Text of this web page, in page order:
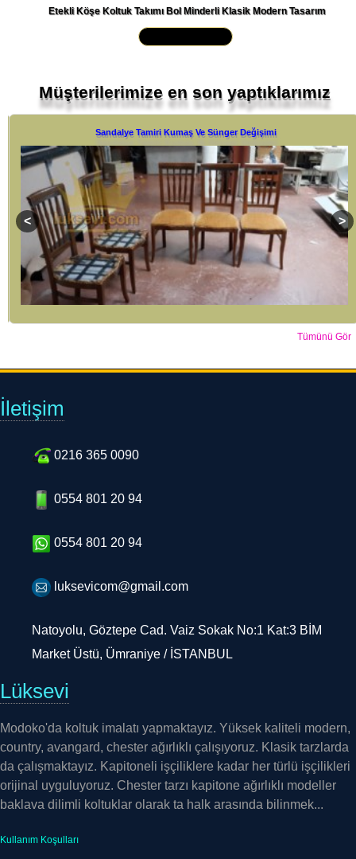
Etekli Köşe Koltuk Takımı Bol Minderli Klasik Modern Tasarım
Müşterilerimize en son yaptıklarımız
Sandalye Tamiri Kumaş Ve Sünger Değişimi
Tümünü Gör
İletişim
0216 365 0090
0554 801 20 94
0554 801 20 94
luksevicom@gmail.com
Natoyolu, Göztepe Cad. Vaiz Sokak No:1 Kat:3 BİM
Market Üstü, Ümraniye / İSTANBUL
Lüksevi
Modoko'da koltuk imalatı yapmaktayız. Yüksek kaliteli modern,
country, avangard, chester ağırlıklı çalışıyoruz. Klasik tarzlarda
da çalışmaktayız. Kapitoneli işçiliklere kadar her türlü işçilikleri
orijinal uyguluyoruz. Chester tarzı kapitone ağırlıklı modeller
baklava dilimli koltuklar olarak ta halk arasında bilinmek...
Kullanım Koşulları